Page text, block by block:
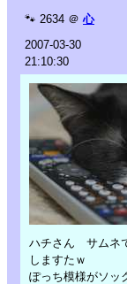
🐾 2634 ＠ 心
2007-03-30
21:10:30
ハチさん サムネ
しますたｗ
ぽっち模様がソッ